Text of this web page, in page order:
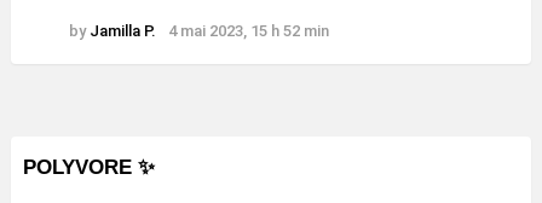
by Jamilla P. 4 mai 2023, 15 h 52 min
POLYVORE ✨